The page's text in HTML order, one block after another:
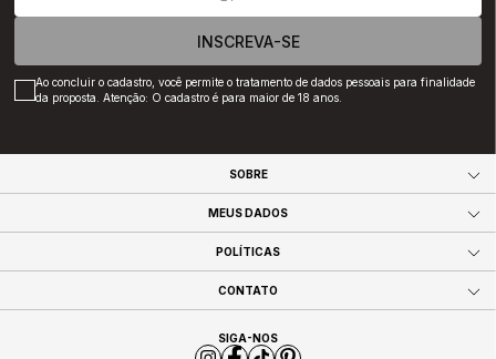
INSCREVA-SE
Ao concluir o cadastro, você permite o tratamento de dados pessoais para finalidade
da proposta. Atenção: O cadastro é para maior de 18 anos.
SOBRE
MEUS DADOS
POLÍTICAS
CONTATO
SIGA-NOS